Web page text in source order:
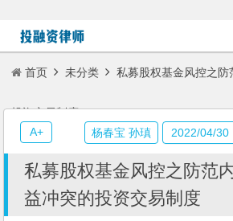
首页 未分类 私募股权基金风控之
投资交易制度
私募股权基金风控之防范
益冲突的投资交易制度
杨春宝 孙瑱 2022/04/30
A+